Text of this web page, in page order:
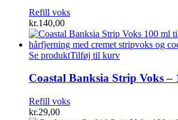
Refill voks
kr.140,00
Se produktTilføj til kurv
Coastal Banksia Strip Voks –
Refill voks
kr.29,00